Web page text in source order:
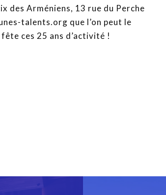
des Arméniens, 13 rue du Perche
talents.org que l’on peut le
ces 25 ans d’activité !